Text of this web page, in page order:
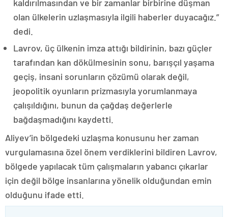
kaldırılmasından ve bir zamanlar birbirine düşman
olan ülkelerin uzlaşmasıyla ilgili haberler duyacağız.”
dedi.
Lavrov, üç ülkenin imza attığı bildirinin, bazı güçler
tarafından kan dökülmesinin sonu, barışçıl yaşama
geçiş, insani sorunların çözümü olarak değil,
jeopolitik oyunların prizmasıyla yorumlanmaya
çalışıldığını, bunun da çağdaş değerlerle
bağdaşmadığını kaydetti.
Aliyev’in bölgedeki uzlaşma konusunu her zaman
vurgulamasına özel önem verdiklerini bildiren Lavrov,
bölgede yapılacak tüm çalışmaların yabancı çıkarlar
için değil bölge insanlarına yönelik olduğundan emin
olduğunu ifade etti.